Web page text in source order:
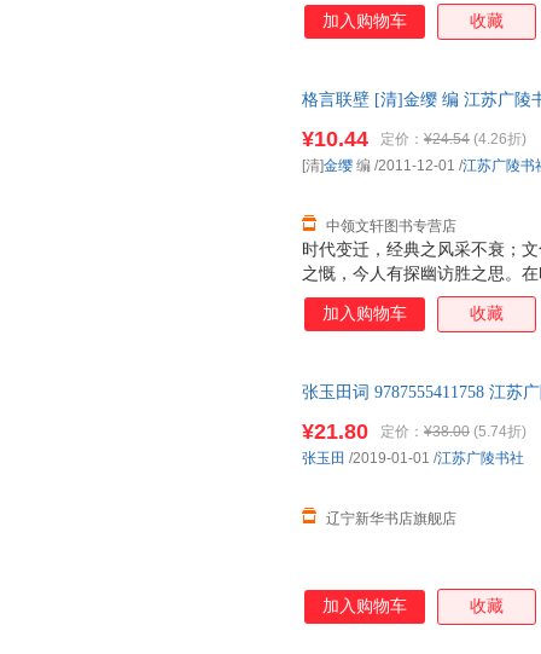
加入购物车 收藏
格言联壁 [清]金缨 编 江苏广陵
时代变迁，经典之风采不衰；
之慨，今人有探幽访胜之思。
的踪迹愈来愈难寻觅，给倾慕
印《格言联壁（繁体坚排版）
¥10.44 定价： ¥24.54 (4.26折)
中领文轩图书专营店
[清]金缨 编 /2011-12-01 /江苏广陵书
加入购物车 收藏
张玉田词 9787555411758 江苏
¥21.80 定价： ¥38.00 (5.74折)
辽宁新华书店旗舰店
张玉田 /2019-01-01 /江苏广陵书社
加入购物车 收藏